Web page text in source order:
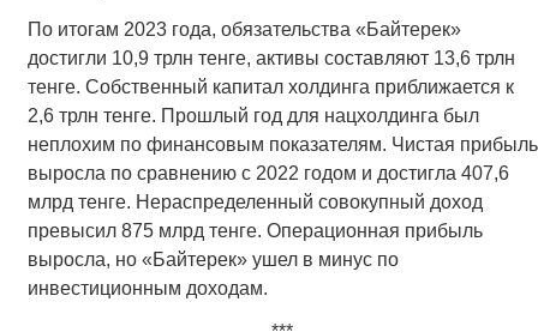
По итогам 2023 года, обязательства «Байтерек»
достигли 10,9 трлн тенге, активы составляют 13,6 трлн
тенге. Собственный капитал холдинга приближается к
2,6 трлн тенге. Прошлый год для нацхолдинга был
неплохим по финансовым показателям. Чистая прибыль
выросла по сравнению с 2022 годом и достигла 407,6
млрд тенге. Нераспределенный совокупный доход
превысил 875 млрд тенге. Операционная прибыль
выросла, но «Байтерек» ушел в минус по
инвестиционным доходам.